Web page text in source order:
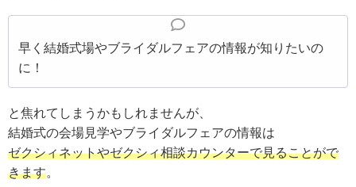
早く結婚式場やブライダルフェアの情報が知りたいの
に！
と焦れてしまうかもしれませんが、
結婚式の会場見学やブライダルフェアの情報は
ゼクシィネットやゼクシィ相談カウンターで見ることがで
きます。